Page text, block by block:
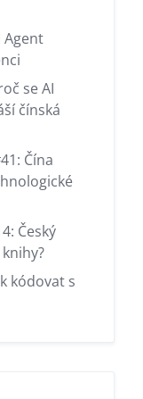
Agent
se AI
čínská
Čína
Český
kódovat s